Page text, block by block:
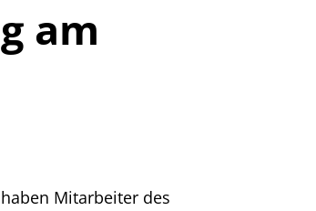
am
Mitarbeiter des